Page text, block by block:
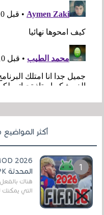
أكثر
المحدثة APK لهواتف الأندرويد
هناك
التي